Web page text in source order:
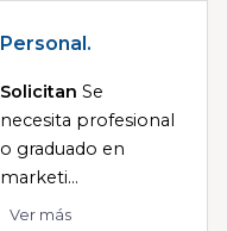
Personal.
Solicitan Se
necesita profesional
o graduado en
marketi...
Ver más